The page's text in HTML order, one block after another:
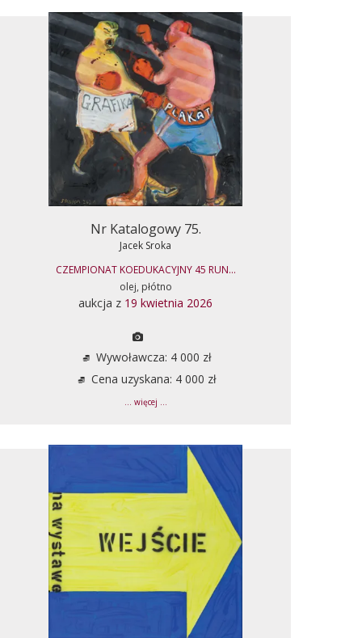
Nr Katalogowy 75.
Jacek Sroka
CZEMPIONAT KOEDUKACYJNY 45 RUN...
olej, płótno
aukcja z 19 kwietnia 2026
Wywoławcza: 4 000 zł
Cena uzyskana: 4 000 zł
... więcej ...